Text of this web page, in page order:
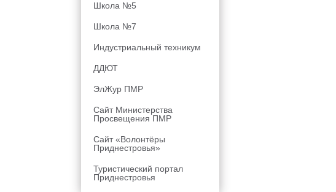
Школа №5
Школа №7
Индустриальный техникум
ДДЮТ
ЭлЖур ПМР
Сайт Министерства
Просвещения ПМР
Сайт «Волонтёры
Приднестровья»
Туристический портал
Приднестровья